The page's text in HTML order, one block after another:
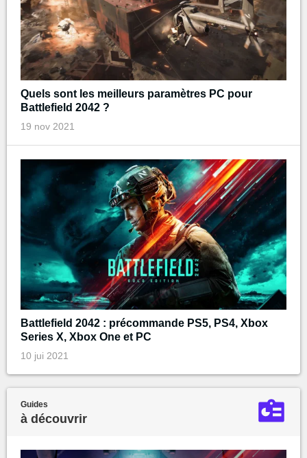
Quels sont les meilleurs paramètres PC pour
Battlefield 2042 ?
19 nov 2021
Battlefield 2042 : précommande PS5, PS4, Xbox
Series X, Xbox One et PC
10 jui 2021
Guides
à découvrir